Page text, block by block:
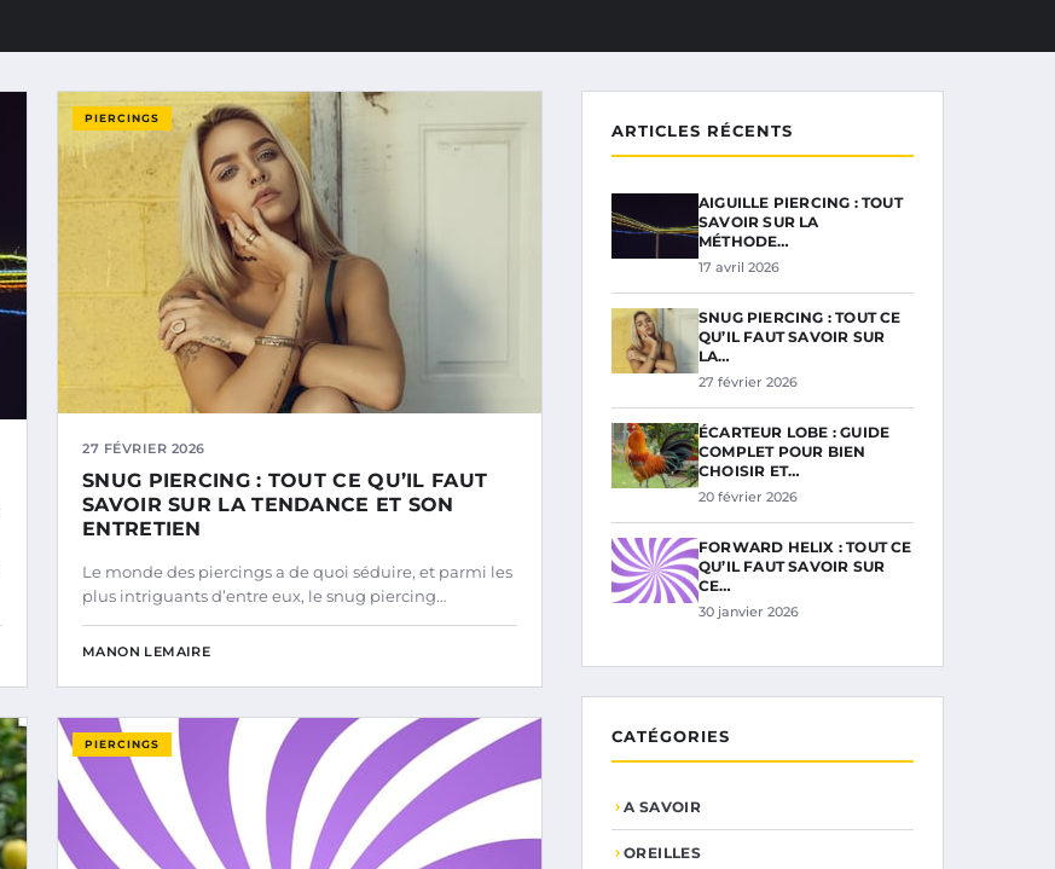
PIERCINGS
27 FÉVRIER 2026
SNUG PIERCING : TOUT CE QU’IL FAUT
SAVOIR SUR LA TENDANCE ET SON
ENTRETIEN
Le monde des piercings a de quoi séduire, et parmi les
plus intriguants d’entre eux, le snug piercing…
MANON LEMAIRE
PIERCINGS
ARTICLES RÉCENTS
AIGUILLE PIERCING : TOUT
SAVOIR SUR LA
MÉTHODE…
17 avril 2026
SNUG PIERCING : TOUT CE
QU’IL FAUT SAVOIR SUR
LA…
27 février 2026
ÉCARTEUR LOBE : GUIDE
COMPLET POUR BIEN
CHOISIR ET…
20 février 2026
FORWARD HELIX : TOUT CE
QU’IL FAUT SAVOIR SUR
CE…
30 janvier 2026
CATÉGORIES
A SAVOIR
OREILLES